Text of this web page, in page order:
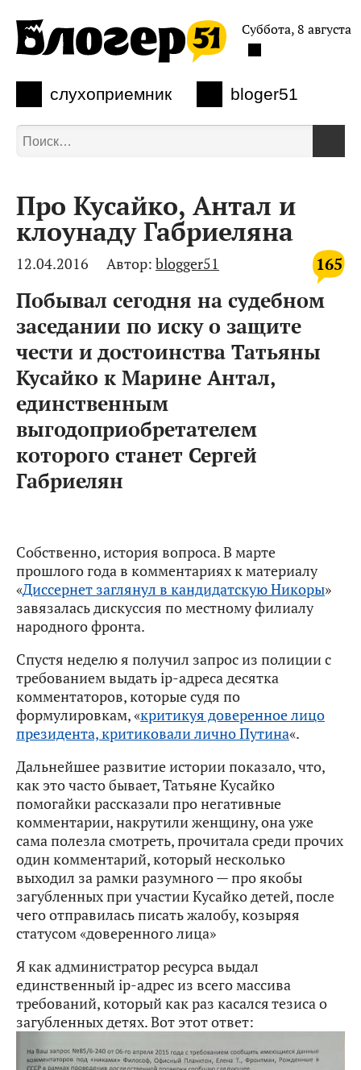
слухоприемник bloger51
Суббота, 8 августа
Про Кусайко, Антал и
клоунаду Габриеляна
165
12.04.2016 Автор: blogger51
Побывал сегодня на судебном
заседании по иску о защите
чести и достоинства Татьяны
Кусайко к Марине Антал,
единственным
выгодоприобретателем
которого станет Сергей
Габриелян
Собственно, история вопроса. В марте
прошлого года в комментариях к материалу
«Диссернет заглянул в кандидатскую Никоры»
завязалась дискуссия по местному филиалу
народного фронта.
Спустя неделю я получил запрос из полиции с
требованием выдать ip-адреса десятка
комментаторов, которые судя по
формулировкам, «критикуя доверенное лицо
президента, критиковали лично Путина«.
Дальнейшее развитие истории показало, что,
как это часто бывает, Татьяне Кусайко
помогайки рассказали про негативные
комментарии, накрутили женщину, она уже
сама полезла смотреть, прочитала среди прочих
один комментарий, который несколько
выходил за рамки разумного — про якобы
загубленных при участии Кусайко детей, после
чего отправилась писать жалобу, козыряя
статусом «доверенного лица»
Я как администратор ресурса выдал
единственный ip-адрес из всего массива
требований, который как раз касался тезиса о
загубленных детях. Вот этот ответ: